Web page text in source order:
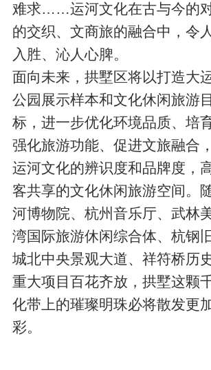
难求……运河文化在古与今的
的交织、文商旅的融合中，令
入胜、沁人心脾。
面向未来，拱墅区将以打造大
公园展示样本和文化休闲旅游
标，进一步优化环境品质、培
强化旅游功能、促进文旅融合
运河文化的辨识度和品牌度，
客共享的文化休闲旅游空间。
河博物院、杭州音乐厅、武林
湾国际旅游休闲综合体、杭钢
城北中央景观大道、祥符桥历
重大项目百花齐放，拱墅这颗
化带上的璀璨明珠必将散发更
彩。